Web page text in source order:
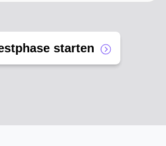
starten